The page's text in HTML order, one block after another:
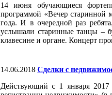
14 июня обучающиеся
программой «Вечер старинной
года. И в очередной раз
услышали старинные танцы –
клавесине и органе. Концерт
14.06.2018 Сделки с
Действующий с 1 января 2017